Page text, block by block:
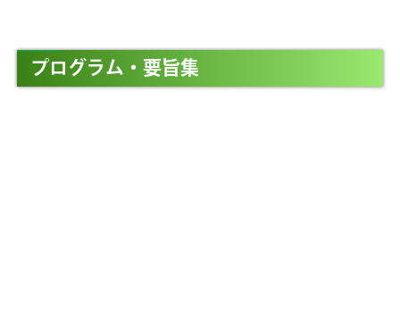
プログラム・要旨集